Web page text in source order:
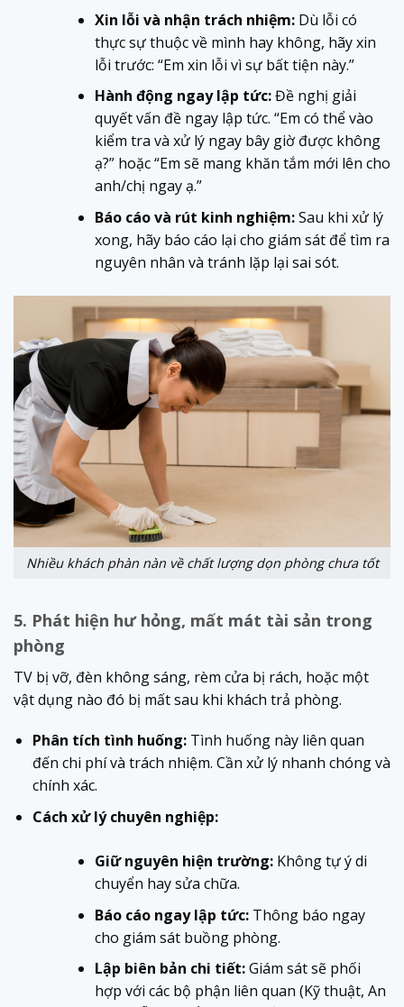
Xin lỗi và nhận trách nhiệm:Dù lỗi có
thực sự thuộc về mình hay không, hãy xin
lỗi trước: “Em xin lỗi vì sự bất tiện này.”
Hành động ngay lập tức:Đề nghị giải
quyết vấn đề ngay lập tức. “Em có thể vào
kiểm tra và xử lý ngay bây giờ được không
ạ?” hoặc “Em sẽ mang khăn tắm mới lên cho
anh/chị ngay ạ.”
Báo cáo và rút kinh nghiệm:Sau khi xử lý
xong, hãy báo cáo lại cho giám sát để tìm ra
nguyên nhân và tránh lặp lại sai sót.
Nhiều khách phàn nàn về chất lượng dọn phòng chưa tốt
5. Phát hiện hư hỏng, mất mát tài sản trong
phòng
TV bị vỡ, đèn không sáng, rèm cửa bị rách, hoặc một
vật dụng nào đó bị mất sau khi khách trả phòng.
Phân tích tình huống:Tình huống này liên quan
đến chi phí và trách nhiệm. Cần xử lý nhanh chóng và
chính xác.
Cách xử lý chuyên nghiệp:
Giữ nguyên hiện trường:Không tự ý di
chuyển hay sửa chữa.
Báo cáo ngay lập tức:Thông báo ngay
cho giám sát buồng phòng.
Lập biên bản chi tiết:Giám sát sẽ phối
hợp với các bộ phận liên quan (Kỹ thuật, An